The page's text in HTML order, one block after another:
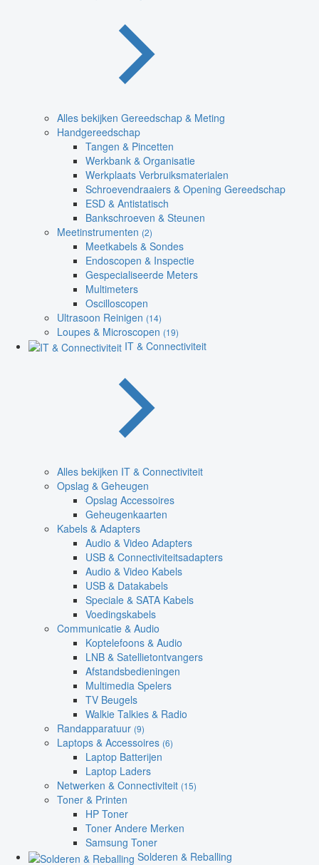
Alles bekijken Gereedschap & Meting
Handgereedschap
Tangen & Pincetten
Werkbank & Organisatie
Werkplaats Verbruiksmaterialen
Schroevendraaiers & Opening Gereedschap
ESD & Antistatisch
Bankschroeven & Steunen
Meetinstrumenten (2)
Meetkabels & Sondes
Endoscopen & Inspectie
Gespecialiseerde Meters
Multimeters
Oscilloscopen
Ultrasoon Reinigen (14)
Loupes & Microscopen (19)
IT & Connectiviteit
Alles bekijken IT & Connectiviteit
Opslag & Geheugen
Opslag Accessoires
Geheugenkaarten
Kabels & Adapters
Audio & Video Adapters
USB & Connectiviteitsadapters
Audio & Video Kabels
USB & Datakabels
Speciale & SATA Kabels
Voedingskabels
Communicatie & Audio
Koptelefoons & Audio
LNB & Satellietontvangers
Afstandsbedieningen
Multimedia Spelers
TV Beugels
Walkie Talkies & Radio
Randapparatuur (9)
Laptops & Accessoires (6)
Laptop Batterijen
Laptop Laders
Netwerken & Connectiviteit (15)
Toner & Printen
HP Toner
Toner Andere Merken
Samsung Toner
Solderen & Reballing